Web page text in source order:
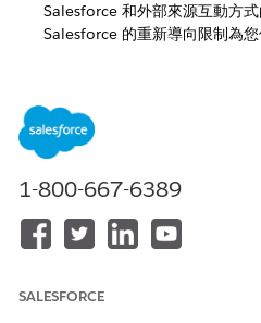
Salesforce 和外部來源互動方
Salesforce 的重新導向限制為您
鈕或連結)。按一下便會傳送
資料入侵、未經授權的電子郵件
動作。為了協助保護您免受此類
都只能由相同網域上的頁面在內
工作階段安全性
安全性，以便在使用者離開電腦
1-800-667-6389
SALESFORCE